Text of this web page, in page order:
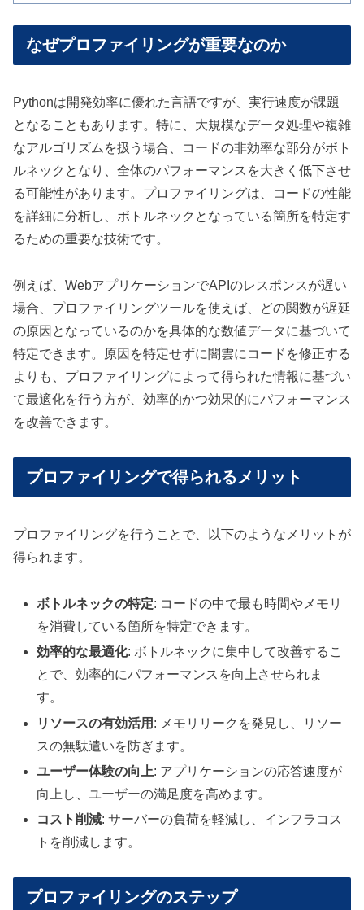
なぜプロファイリングが重要なのか
Pythonは開発効率に優れた言語ですが、実行速度が課題
となることもあります。特に、大規模なデータ処理や複雑
なアルゴリズムを扱う場合、コードの非効率な部分がボト
ルネックとなり、全体のパフォーマンスを大きく低下させ
る可能性があります。プロファイリングは、コードの性能
を詳細に分析し、ボトルネックとなっている箇所を特定す
るための重要な技術です。
例えば、WebアプリケーションでAPIのレスポンスが遅い
場合、プロファイリングツールを使えば、どの関数が遅延
の原因となっているのかを具体的な数値データに基づいて
特定できます。原因を特定せずに闇雲にコードを修正する
よりも、プロファイリングによって得られた情報に基づい
て最適化を行う方が、効率的かつ効果的にパフォーマンス
を改善できます。
プロファイリングで得られるメリット
プロファイリングを行うことで、以下のようなメリットが
得られます。
ボトルネックの特定: コードの中で最も時間やメモリ
を消費している箇所を特定できます。
効率的な最適化: ボトルネックに集中して改善するこ
とで、効率的にパフォーマンスを向上させられま
す。
リソースの有効活用 : メモリリークを発見し、リソー
スの無駄遣いを防ぎます。
ユーザー体験の向上: アプリケーションの応答速度が
向上し、ユーザーの満足度を高めます。
コスト削減: サーバーの負荷を軽減し、インフラコス
トを削減します。
プロファイリングのステップ